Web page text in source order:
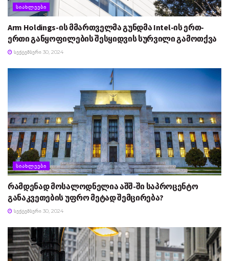
ᲡᲘᲐᲮᲚᲔᲔᲑᲘ
Arm Holdings-ის მმართველმა გუნდმა Intel-ის ერთ-
ერთი განყოფილების შესყიდვის სურვილი გამოთქვა
ᲡᲔᲥᲢᲔᲛᲑᲔᲠᲘ 30, 2024
ᲡᲘᲐᲮᲚᲔᲔᲑᲘ
რამდენად მოსალოდნელია აშშ-ში საპროცენტო
განაკვეთების უფრო მეტად შემცირება?
ᲡᲔᲥᲢᲔᲛᲑᲔᲠᲘ 30, 2024